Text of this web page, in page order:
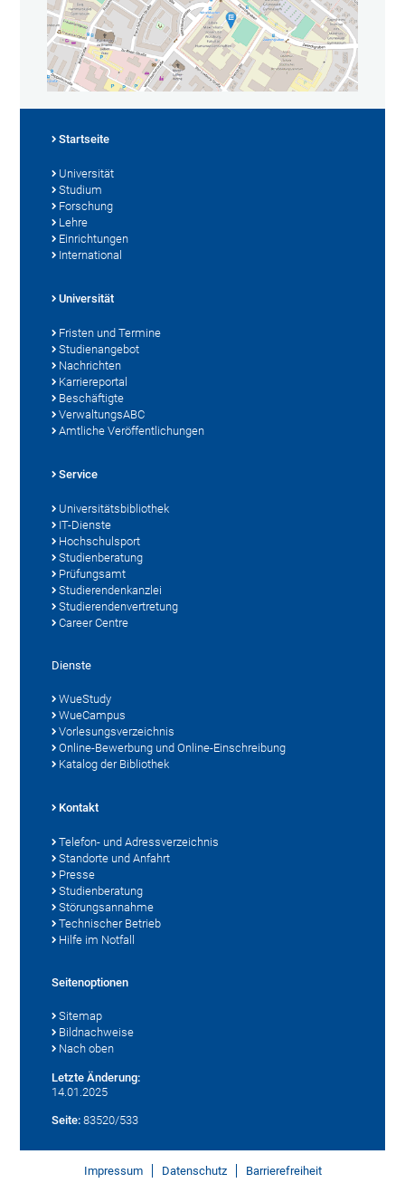
Startseite
Universität
Studium
Forschung
Lehre
Einrichtungen
International
Universität
Fristen und Termine
Studienangebot
Nachrichten
Karriereportal
Beschäftigte
VerwaltungsABC
Amtliche Veröffentlichungen
Service
Universitätsbibliothek
IT-Dienste
Hochschulsport
Studienberatung
Prüfungsamt
Studierendenkanzlei
Studierendenvertretung
Career Centre
Dienste
WueStudy
WueCampus
Vorlesungsverzeichnis
Online-Bewerbung und Online-Einschreibung
Katalog der Bibliothek
Kontakt
Telefon- und Adressverzeichnis
Standorte und Anfahrt
Presse
Studienberatung
Störungsannahme
Technischer Betrieb
Hilfe im Notfall
Seitenoptionen
Sitemap
Bildnachweise
Nach oben
Letzte Änderung:
14.01.2025
Seite: 83520/533
Impressum Datenschutz Barrierefreiheit